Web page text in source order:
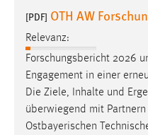
[PDF] OTH AW
Relevanz:
Forschungsbericht 2026
Engagement in einer
Die Ziele, Inhalte und
überwiegend mit
Ostbayerischen